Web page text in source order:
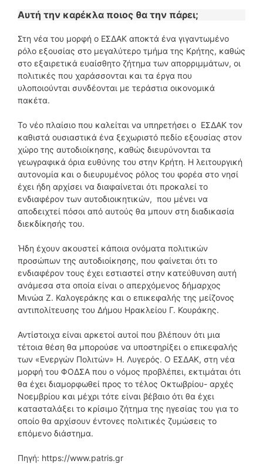
Αυτή την καρέκλα ποιος θα την πάρει;
Στη νέα του μορφή ο ΕΣΔΑΚ αποκτά ένα γιγαντωμένο
ρόλο εξουσίας στο μεγαλύτερο τμήμα της Κρήτης, καθώς
στο εξαιρετικά ευαίσθητο ζήτημα των απορριμμάτων, οι
πολιτικές που χαράσσονται και τα έργα που
υλοποιούνται συνδέονται με τεράστια οικονομικά
πακέτα.
Το νέο πλαίσιο που καλείται να υπηρετήσει ο ΕΣΔΑΚ τον
καθιστά ουσιαστικά ένα ξεχωριστό πεδίο εξουσίας στον
χώρο της αυτοδιοίκησης, καθώς διευρύνονται τα
γεωγραφικά όρια ευθύνης του στην Κρήτη. Η λειτουργική
αυτονομία και ο διευρυμένος ρόλος του φορέα στο νησί
έχει ήδη αρχίσει να διαφαίνεται ότι προκαλεί το
ενδιαφέρον των αυτοδιοικητικών, που μένει να
αποδειχτεί πόσοι από αυτούς θα μπουν στη διαδικασία
διεκδίκησής του.
Ήδη έχουν ακουστεί κάποια ονόματα πολιτικών
προσώπων της αυτοδιοίκησης, που φαίνεται ότι το
ενδιαφέρον τους έχει εστιαστεί στην κατεύθυνση αυτή
ανάμεσα στα οποία είναι ο απερχόμενος δήμαρχος
Μινώα Ζ. Καλογεράκης και ο επικεφαλής της μείζονος
αντιπολίτευσης του Δήμου Ηρακλείου Γ. Κουράκης.
Αντίστοιχα είναι αρκετοί αυτοί που βλέπουν ότι μια
τέτοια θέση θα μπορούσε να υποστηρίξει ο επικεφαλής
των «Ενεργών Πολιτών» Η. Λυγερός. Ο ΕΣΔΑΚ, στη νέα
μορφή του ΦΟΔΣΑ που ο νόμος προβλέπει, εκτιμάται ότι
θα έχει διαμορφωθεί προς το τέλος Οκτωβρίου- αρχές
Νοεμβρίου και μέχρι τότε είναι βέβαιο ότι θα έχει
κατασταλάξει το κρίσιμο ζήτημα της ηγεσίας του για το
οποίο θα αρχίσουν έντονες πολιτικές ζυμώσεις το
επόμενο διάστημα.
Πηγή: https://www.patris.gr